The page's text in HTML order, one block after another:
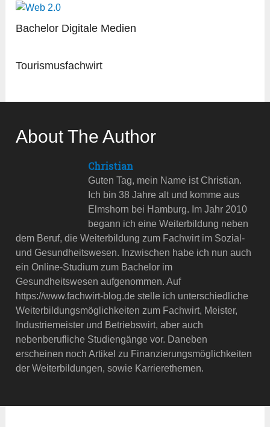
Bachelor Digitale Medien
Tourismusfachwirt
About The Author
Christian
Guten Tag, mein Name ist Christian.
Ich bin 38 Jahre alt und komme aus
Elmshorn bei Hamburg. Im Jahr 2010
begann ich eine Weiterbildung neben
dem Beruf, die Weiterbildung zum Fachwirt im Sozial-
und Gesundheitswesen. Inzwischen habe ich nun auch
ein Online-Studium zum Bachelor im
Gesundheitswesen aufgenommen. Auf
https://www.fachwirt-blog.de stelle ich unterschiedliche
Weiterbildungsmöglichkeiten zum Fachwirt, Meister,
Industriemeister und Betriebswirt, aber auch
nebenberufliche Studiengänge vor. Daneben
erscheinen noch Artikel zu Finanzierungsmöglichkeiten
der Weiterbildungen, sowie Karrierethemen.